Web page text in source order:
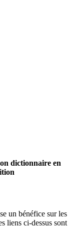
dictionnaire en
un bénéfice sur les
liens ci-dessus sont